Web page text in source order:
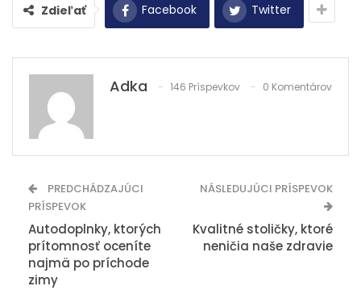
Zdieľať Facebook Twitter
Adka 146 Príspevkov 0 Komentárov
PREDCHÁDZAJÚCI
PRÍSPEVOK
Autodoplnky, ktorých
prítomnosť oceníte
najmä po príchode
zimy
NÁSLEDUJÚCI PRÍSPEVOK
Kvalitné stoličky, ktoré
neničia naše zdravie